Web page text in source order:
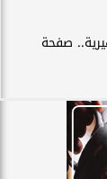
صفحة